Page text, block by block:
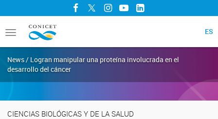
Facebook
TwitterInstagram
YouTubeLinkedIn
Toggle
navigation
ES
News / Logran manipular una proteína involucrada en el
desarrollo del cáncer
CIENCIAS BIOLÓGICAS Y DE LA SALUD